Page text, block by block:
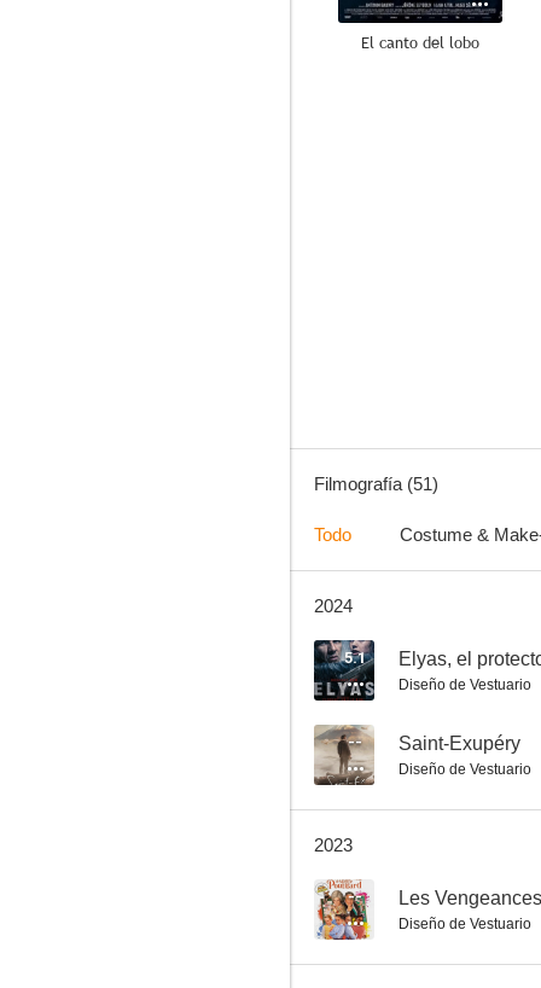
El canto del lobo
6.2
Adiós, idiotas
5.7
Filmografía (51)
Todo Costume &
2024
5.1 Elyas, el
Diseño de Vestuario
-- Saint-Exupéry
Diseño de Vestuario
2023
--
Diseño de Vestuario